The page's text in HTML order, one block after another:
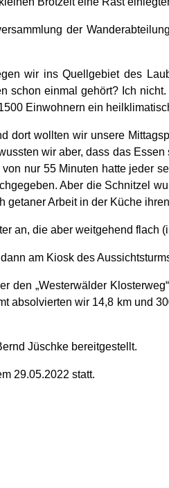
der
wir ins Quellgebiet des
schon einmal gehört? Ich
Einwohnern ein
dort wollten wir unsere
wir aber, dass das
von nur 55 Minuten hatte
Aber die Schnitzel
getaner Arbeit in der Küche
an, die aber weitgehend flach
am Kiosk des
den „Westerwälder
absolvierten wir 14,8 km und
Jüschke bereitgestellt.
29.05.2022 statt.